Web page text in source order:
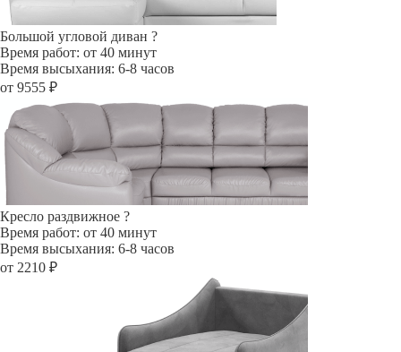
Большой угловой диван ?
Время работ: от 40 минут
Время высыхания: 6-8 часов
от 9555 ₽
Кресло раздвижное ?
Время работ: от 40 минут
Время высыхания: 6-8 часов
от 2210 ₽